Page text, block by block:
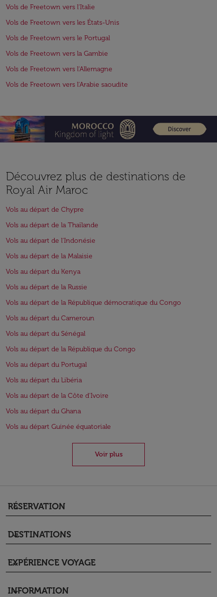
Vols de Freetown vers l'Italie
Vols de Freetown vers les États-Unis
Vols de Freetown vers le Portugal
Vols de Freetown vers la Gambie
Vols de Freetown vers l'Allemagne
Vols de Freetown vers l'Arabie saoudite
Découvrez plus de destinations de
Royal Air Maroc
Vols au départ de Chypre
Vols au départ de la Thaïlande
Vols au départ de l'Indonésie
Vols au départ de la Malaisie
Vols au départ du Kenya
Vols au départ de la Russie
Vols au départ de la République démocratique du Congo
Vols au départ du Cameroun
Vols au départ du Sénégal
Vols au départ de la République du Congo
Vols au départ du Portugal
Vols au départ du Libéria
Vols au départ de la Côte d'Ivoire
Vols au départ du Ghana
Vols au départ Guinée équatoriale
Voir plus
RÉSERVATION
keyboard_arrow_down
DESTINATIONS
keyboard_arrow_down
EXPÉRIENCE VOYAGE
keyboard_arrow_down
INFORMATION
keyboard_arrow_down